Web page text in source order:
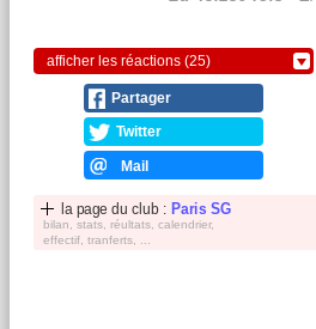
afficher les réactions (25)
Partager
Twitter
Mail
la page du club : Paris SG
bilan, stats, réultats, calendrier,
effectif, tranferts, ...